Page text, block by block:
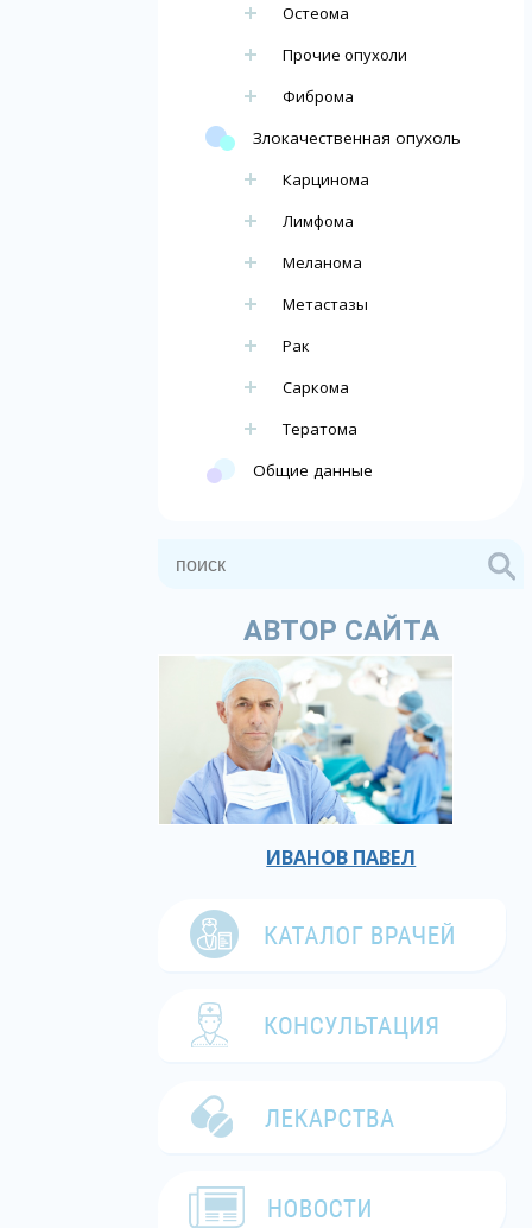
Остеома
Прочие опухоли
Фиброма
Злокачественная опухоль
Карцинома
Лимфома
Меланома
Метастазы
Рак
Саркома
Тератома
Общие данные
АВТОР САЙТА
ИВАНОВ ПАВЕЛ